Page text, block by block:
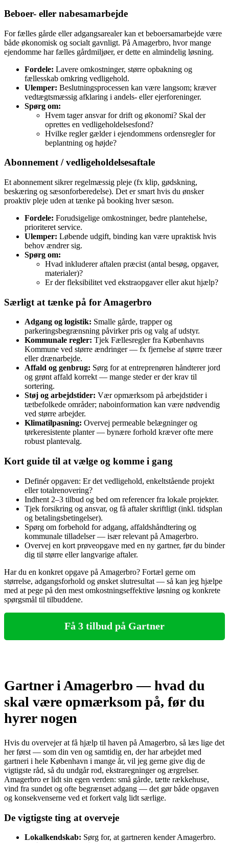
Beboer- eller nabesamarbejde
For fælles gårde eller adgangsarealer kan et beboersamarbejde være
både økonomisk og socialt gavnligt. På Amagerbro, hvor mange
ejendomme har fælles gårdmiljøer, er dette en almindelig løsning.
Fordele: Lavere omkostninger, større opbakning og
fællesskab omkring vedligehold.
Ulemper: Beslutningsprocessen kan være langsom; kræver
vedtægtsmæssig afklaring i andels- eller ejerforeninger.
Spørg om:
Hvem tager ansvar for drift og økonomi? Skal der
oprettes en vedligeholdelsesfond?
Hvilke regler gælder i ejendommens ordensregler for
beplantning og højde?
Abonnement / vedligeholdelsesaftale
Et abonnement sikrer regelmæssig pleje (fx klip, gødskning,
beskæring og sæsonforberedelse). Det er smart hvis du ønsker
proaktiv pleje uden at tænke på booking hver sæson.
Fordele: Forudsigelige omkostninger, bedre plantehelse,
prioriteret service.
Ulemper: Løbende udgift, binding kan være upraktisk hvis
behov ændrer sig.
Spørg om:
Hvad inkluderer aftalen præcist (antal besøg, opgaver,
materialer)?
Er der fleksibilitet ved ekstraopgaver eller akut hjælp?
Særligt at tænke på for Amagerbro
Adgang og logistik: Smalle gårde, trapper og
parkeringsbegrænsning påvirker pris og valg af udstyr.
Kommunale regler: Tjek Fællesregler fra Københavns
Kommune ved større ændringer — fx fjernelse af større træer
eller drænarbejde.
Affald og genbrug: Sørg for at entreprenøren håndterer jord
og grønt affald korrekt — mange steder er der krav til
sortering.
Støj og arbejdstider: Vær opmærksom på arbejdstider i
tætbefolkede områder; naboinformation kan være nødvendig
ved større arbejder.
Klimatilpasning: Overvej permeable belægninger og
tørkeresistente planter — bynære forhold kræver ofte mere
robust plantevalg.
Kort guide til at vælge og komme i gang
Definér opgaven: Er det vedligehold, enkeltstående projekt
eller totalrenovering?
Indhent 2–3 tilbud og bed om referencer fra lokale projekter.
Tjek forsikring og ansvar, og få aftaler skriftligt (inkl. tidsplan
og betalingsbetingelser).
Spørg om forbehold for adgang, affaldshåndtering og
kommunale tilladelser — især relevant på Amagerbro.
Overvej en kort prøveopgave med en ny gartner, før du binder
dig til større eller langvarige aftaler.
Har du en konkret opgave på Amagerbro? Fortæl gerne om
størrelse, adgangsforhold og ønsket slutresultat — så kan jeg hjælpe
med at pege på den mest omkostningseffektive løsning og konkrete
spørgsmål til tilbuddene.
Få 3 tilbud på Gartner
Gartner i Amagerbro — hvad du
skal være opmærksom på, før du
hyrer nogen
Hvis du overvejer at få hjælp til haven på Amagerbro, så læs lige det
her først — som din ven og samtidig en, der har arbejdet med
gartneri i hele København i mange år, vil jeg gerne give dig de
vigtigste råd, så du undgår rod, ekstraregninger og ærgrelser.
Amagerbro er lidt sin egen verden: små gårde, tætte rækkehuse,
vind fra sundet og ofte begrænset adgang — det gør både opgaven
og konsekvenserne ved et forkert valg lidt særlige.
De vigtigste ting at overveje
Lokalkendskab: Sørg for, at gartneren kender Amagerbro.